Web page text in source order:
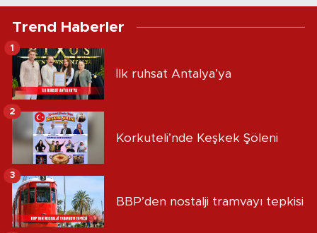
Trend Haberler
İlk ruhsat Antalya’ya
1
Korkuteli’nde Keşkek Şöleni
2
BBP’den nostalji tramvayı tepkisi
3